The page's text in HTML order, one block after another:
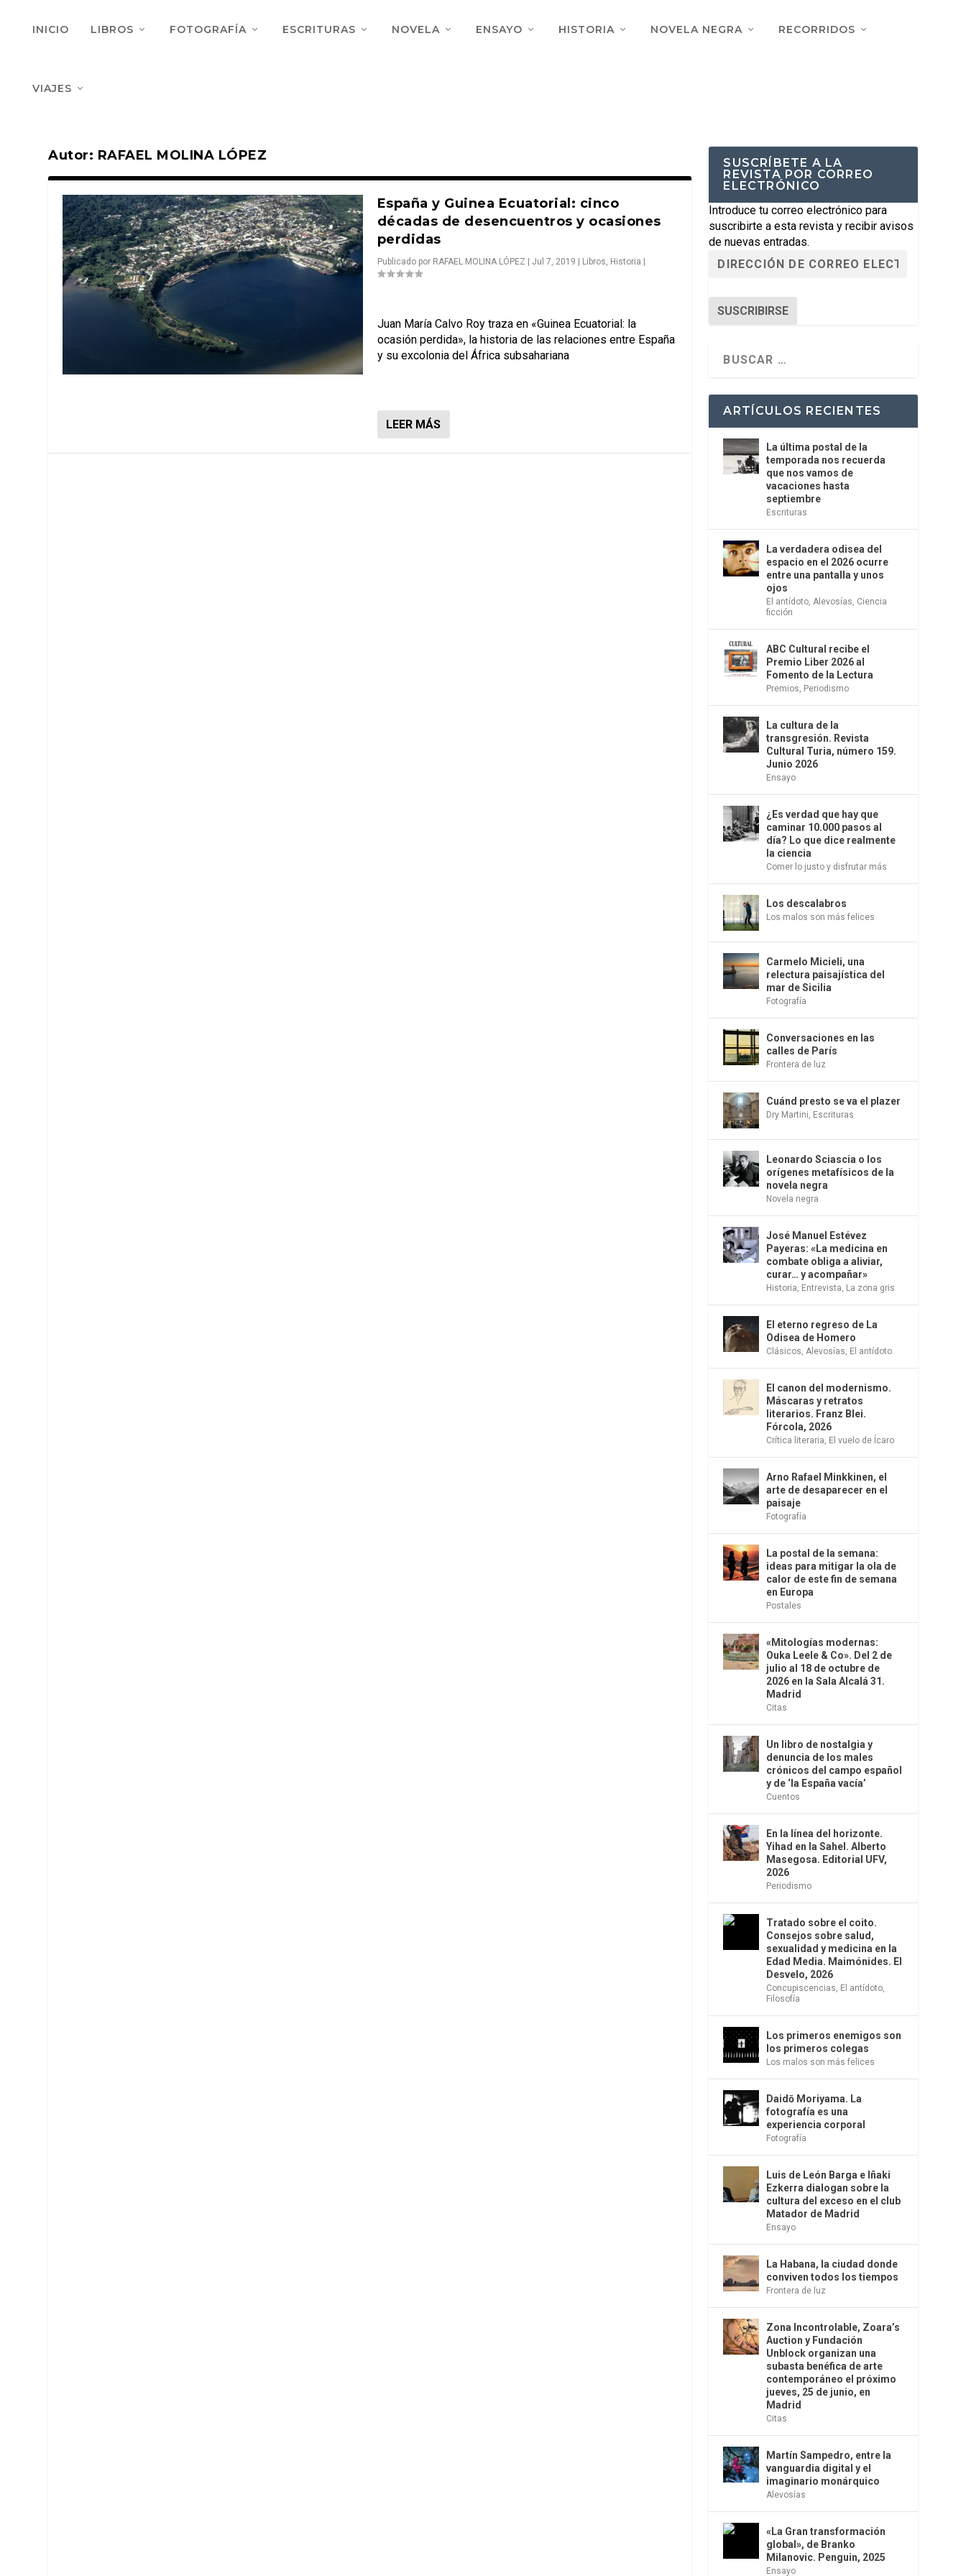
INICIO LIBROS FOTOGRAFÍA ESCRITURAS NOVELA ENSAYO HISTORIA NOVELA NEGRA RECORRIDOS
VIAJES
Autor: RAFAEL MOLINA LÓPEZ
España y Guinea Ecuatorial: cinco
décadas de desencuentros y ocasiones
perdidas
Publicado por RAFAEL MOLINA LÓPEZ Jul 7, 2019 Libros, Historia
Juan María Calvo Roy traza en «Guinea Ecuatorial: la
ocasión perdida», la historia de las relaciones entre España
y su excolonia del África subsahariana
LEER MÁS
SUSCRÍBETE A LA
REVISTA POR CORREO
ELECTRÓNICO
Introduce tu correo electrónico para
suscribirte a esta revista y recibir avisos
de nuevas entradas.
SUSCRIBIRSE
ARTÍCULOS RECIENTES
La última postal de la
temporada nos recuerda
que nos vamos de
vacaciones hasta
septiembre
Escrituras
La verdadera odisea del
espacio en el 2026 ocurre
entre una pantalla y unos
ojos
El antídoto Alevosías Ciencia
ficción
ABC Cultural recibe el
Premio Liber 2026 al
Fomento de la Lectura
Premios Periodismo
La cultura de la
transgresión. Revista
Cultural Turia, número 159.
Junio 2026
Ensayo
¿Es verdad que hay que
caminar 10.000 pasos al
día? Lo que dice realmente
la ciencia
Comer lo justo y disfrutar más
Los descalabros
Los malos son más felices
Carmelo Micieli, una
relectura paisajística del
mar de Sicilia
Fotografía
Conversaciones en las
calles de París
Frontera de luz
Cuánd presto se va el plazer
Dry Martini Escrituras
Leonardo Sciascia o los
orígenes metafísicos de la
novela negra
Novela negra
José Manuel Estévez
Payeras: «La medicina en
combate obliga a aliviar,
curar… y acompañar»
Historia Entrevista La zona gris
El eterno regreso de La
Odisea de Homero
Clásicos Alevosías El antídoto
El canon del modernismo.
Máscaras y retratos
literarios. Franz Blei.
Fórcola, 2026
Crítica literaria El vuelo de Ícaro
Arno Rafael Minkkinen, el
arte de desaparecer en el
paisaje
Fotografía
La postal de la semana:
ideas para mitigar la ola de
calor de este fin de semana
en Europa
Postales
«Mitologías modernas:
Ouka Leele & Co». Del 2 de
julio al 18 de octubre de
2026 en la Sala Alcalá 31.
Madrid
Citas
Un libro de nostalgia y
denuncia de los males
crónicos del campo español
y de ‘la España vacía’
Cuentos
En la línea del horizonte.
Yihad en la Sahel. Alberto
Masegosa. Editorial UFV,
2026
Periodismo
Tratado sobre el coito.
Consejos sobre salud,
sexualidad y medicina en la
Edad Media. Maimónides. El
Desvelo, 2026
Concupiscencias El antídoto
Filosofía
Los primeros enemigos son
los primeros colegas
Los malos son más felices
Daidō Moriyama. La
fotografía es una
experiencia corporal
Fotografía
Luis de León Barga e Iñaki
Ezkerra dialogan sobre la
cultura del exceso en el club
Matador de Madrid
Ensayo
La Habana, la ciudad donde
conviven todos los tiempos
Frontera de luz
Zona Incontrolable, Zoara’s
Auction y Fundación
Unblock organizan una
subasta benéfica de arte
contemporáneo el próximo
jueves, 25 de junio, en
Madrid
Citas
Martín Sampedro, entre la
vanguardia digital y el
imaginario monárquico
Alevosías
«La Gran transformación
global», de Branko
Milanovic. Penguin, 2025
Ensayo